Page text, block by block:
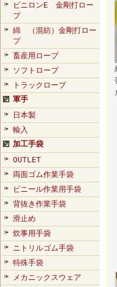
ビニロンE 金剛打ロー
プ
綿 （混紡）金剛打ロー
プ
畜産用ロープ
ソフトロープ
トラックロープ
軍手
日本製
輸入
加工手袋
OUTLET
両面ゴム作業手袋
ビニール作業用手袋
背抜き作業手袋
滑止め
炊事用手袋
ニトリルゴム手袋
特殊手袋
メカニックスウェア